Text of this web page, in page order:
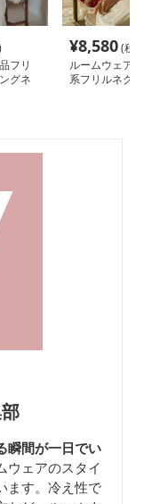
フリ
グネ
¥8,580(税
ルームウェア
系フリルネグ
瞬間が一日でい
ウェアのスタイ
ます。冷え性で